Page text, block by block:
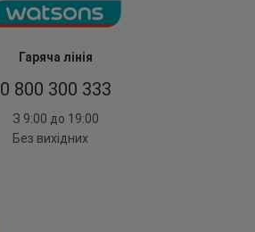
Гаряча лінія
0 800 300 333
З 9:00 до 19:00
Без вихідних